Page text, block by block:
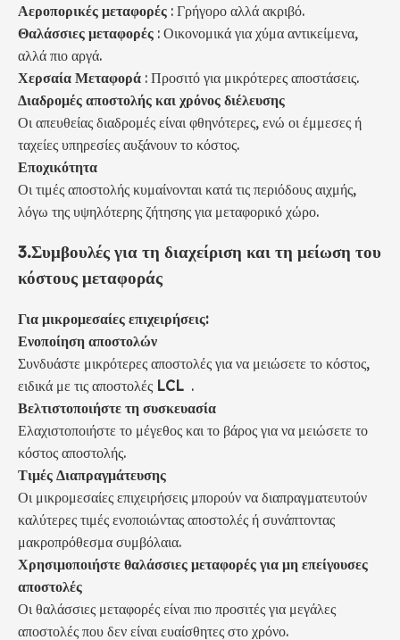
Αεροπορικές μεταφορές : Γρήγορο αλλά ακριβό.
Θαλάσσιες μεταφορές : Οικονομικά για χύμα αντικείμενα,
αλλά πιο αργά.
Χερσαία Μεταφορά : Προσιτό για μικρότερες αποστάσεις.
Διαδρομές αποστολής και χρόνος διέλευσης
Οι απευθείας διαδρομές είναι φθηνότερες, ενώ οι έμμεσες ή
ταχείες υπηρεσίες αυξάνουν το κόστος.
Εποχικότητα
Οι τιμές αποστολής κυμαίνονται κατά τις περιόδους αιχμής,
λόγω της υψηλότερης ζήτησης για μεταφορικό χώρο.
3.Συμβουλές για τη διαχείριση και τη μείωση του
κόστους μεταφοράς
Για μικρομεσαίες επιχειρήσεις:
Ενοποίηση αποστολών
Συνδυάστε μικρότερες αποστολές για να μειώσετε το κόστος,
ειδικά με τις αποστολές LCL .
Βελτιστοποιήστε τη συσκευασία
Ελαχιστοποιήστε το μέγεθος και το βάρος για να μειώσετε το
κόστος αποστολής.
Τιμές Διαπραγμάτευσης
Οι μικρομεσαίες επιχειρήσεις μπορούν να διαπραγματευτούν
καλύτερες τιμές ενοποιώντας αποστολές ή συνάπτοντας
μακροπρόθεσμα συμβόλαια.
Χρησιμοποιήστε θαλάσσιες μεταφορές για μη επείγουσες
αποστολές
Οι θαλάσσιες μεταφορές είναι πιο προσιτές για μεγάλες
αποστολές που δεν είναι ευαίσθητες στο χρόνο.